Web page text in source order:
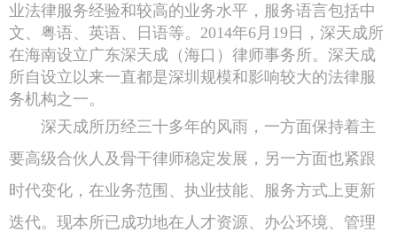
业法律服务经验和较高的业务水平，服务语言包括中
文、粤语、英语、日语等。2014年6月19日，深天成所
在海南设立广东深天成（海口）律师事务所。深天成
所自设立以来一直都是深圳规模和影响较大的法律服
务机构之一。
深天成所历经三十多年的风雨，一方面保持着主
要高级合伙人及骨干律师稳定发展，另一方面也紧跟
时代变化，在业务范围、执业技能、服务方式上更新
迭代。现本所已成功地在人才资源、办公环境、管理